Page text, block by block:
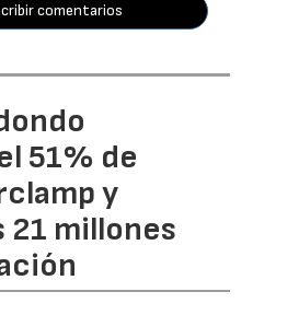
comentarios
51% de
y
21 millones